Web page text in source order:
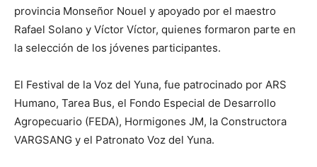
provincia Monseñor Nouel y apoyado por el maestro
Rafael Solano y Víctor Víctor, quienes formaron parte en
la selección de los jóvenes participantes.
El Festival de la Voz del Yuna, fue patrocinado por ARS
Humano, Tarea Bus, el Fondo Especial de Desarrollo
Agropecuario (FEDA), Hormigones JM, la Constructora
VARGSANG y el Patronato Voz del Yuna.